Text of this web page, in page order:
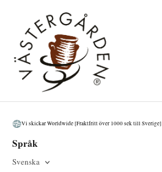
Vi skickar Worldwide [Fraktfritt över 1000 sek till Sverige]
Språk
Svenska